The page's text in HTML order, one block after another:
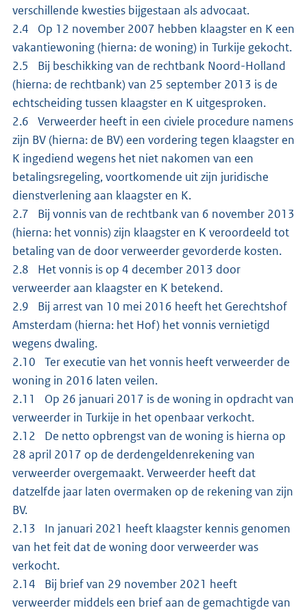
verschillende kwesties bijgestaan als advocaat.
2.4 Op 12 november 2007 hebben klaagster en K een
vakantiewoning (hierna: de woning) in Turkije gekocht.
2.5 Bij beschikking van de rechtbank Noord-Holland
(hierna: de rechtbank) van 25 september 2013 is de
echtscheiding tussen klaagster en K uitgesproken.
2.6 Verweerder heeft in een civiele procedure namens
zijn BV (hierna: de BV) een vordering tegen klaagster en
K ingediend wegens het niet nakomen van een
betalingsregeling, voortkomende uit zijn juridische
dienstverlening aan klaagster en K.
2.7 Bij vonnis van de rechtbank van 6 november 2013
(hierna: het vonnis) zijn klaagster en K veroordeeld tot
betaling van de door verweerder gevorderde kosten.
2.8 Het vonnis is op 4 december 2013 door
verweerder aan klaagster en K betekend.
2.9 Bij arrest van 10 mei 2016 heeft het Gerechtshof
Amsterdam (hierna: het Hof) het vonnis vernietigd
wegens dwaling.
2.10 Ter executie van het vonnis heeft verweerder de
woning in 2016 laten veilen.
2.11 Op 26 januari 2017 is de woning in opdracht van
verweerder in Turkije in het openbaar verkocht.
2.12 De netto opbrengst van de woning is hierna op
28 april 2017 op de derdengeldenrekening van
verweerder overgemaakt. Verweerder heeft dat
datzelfde jaar laten overmaken op de rekening van zijn
BV.
2.13 In januari 2021 heeft klaagster kennis genomen
van het feit dat de woning door verweerder was
verkocht.
2.14 Bij brief van 29 november 2021 heeft
verweerder middels een brief aan de gemachtigde van